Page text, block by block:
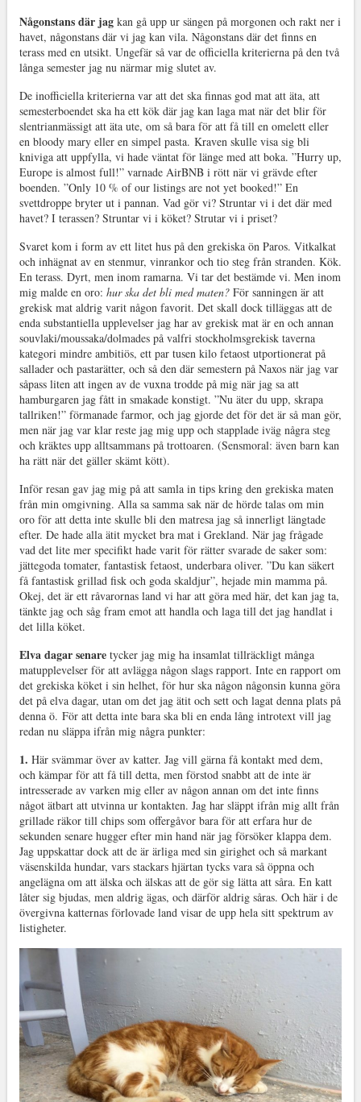
Någonstans där jagkan gå upp ur sängen på morgonen och rakt ner i
havet, någonstans där vi jag kan vila. Någonstans där det finns en
terass med en utsikt. Ungefär så var de officiella kriterierna på den två
långa semester jag nu närmar mig slutet av.
De inofficiella kriterierna var att det ska finnas god mat att äta, att
semesterboendet ska ha ett kök där jag kan laga mat när det blir för
slentrianmässigt att äta ute, om så bara för att få till en omelett eller
en bloody mary eller en simpel pasta. Kraven skulle visa sig bli
kniviga att uppfylla, vi hade väntat för länge med att boka. ”Hurry up,
Europe is almost full!” varnade AirBNB i rött när vi grävde efter
boenden. ”Only 10 % of our listings are not yet booked!” En
svettdroppe bryter ut i pannan. Vad gör vi? Struntar vi i det där med
havet? I terassen? Struntar vi i köket? Strutar vi i priset?
Svaret kom i form av ett litet hus på den grekiska ön Paros. Vitkalkat
och inhägnat av en stenmur, vinrankor och tio steg från stranden. Kök.
En terass. Dyrt, men inom ramarna. Vi tar det bestämde vi. Men inom
mig malde en oro: hur ska det bli med maten?För sanningen är att
grekisk mat aldrig varit någon favorit. Det skall dock tilläggas att de
enda substantiella upplevelser jag har av grekisk mat är en och annan
souvlaki/moussaka/dolmades på valfri stockholmsgrekisk taverna
kategori mindre ambitiös, ett par tusen kilo fetaost utportionerat på
sallader och pastarätter, och så den där semestern på Naxos när jag var
såpass liten att ingen av de vuxna trodde på mig när jag sa att
hamburgaren jag fått in smakade konstigt. ”Nu äter du upp, skrapa
tallriken!” förmanade farmor, och jag gjorde det för det är så man gör,
men när jag var klar reste jag mig upp och stapplade iväg några steg
och kräktes upp alltsammans på trottoaren. (Sensmoral: även barn kan
ha rätt när det gäller skämt kött).
Inför resan gav jag mig på att samla in tips kring den grekiska maten
från min omgivning. Alla sa samma sak när de hörde talas om min
oro för att detta inte skulle bli den matresa jag så innerligt längtade
efter. De hade alla ätit mycket bra mat i Grekland. När jag frågade
vad det lite mer specifikt hade varit för rätter svarade de saker som:
jättegoda tomater, fantastisk fetaost, underbara oliver. ”Du kan säkert
få fantastisk grillad fisk och goda skaldjur”, hejade min mamma på.
Okej, det är ett råvarornas land vi har att göra med här, det kan jag ta,
tänkte jag och såg fram emot att handla och laga till det jag handlat i
det lilla köket.
Elva dagar senaretycker jag mig ha insamlat tillräckligt många
matupplevelser för att avlägga någon slags rapport. Inte en rapport om
det grekiska köket i sin helhet, för hur ska någon någonsin kunna göra
det på elva dagar, utan om det jag ätit och sett och lagat denna plats på
denna ö. För att detta inte bara ska bli en enda lång introtext vill jag
redan nu släppa ifrån mig några punkter:
1. Här svämmar över av katter. Jag vill gärna få kontakt med dem,
och kämpar för att få till detta, men förstod snabbt att de inte är
intresserade av varken mig eller av någon annan om det inte finns
något ätbart att utvinna ur kontakten. Jag har släppt ifrån mig allt från
grillade räkor till chips som offergåvor bara för att erfara hur de
sekunden senare hugger efter min hand när jag försöker klappa dem.
Jag uppskattar dock att de är ärliga med sin girighet och så markant
väsenskilda hundar, vars stackars hjärtan tycks vara så öppna och
angelägna om att älska och älskas att de gör sig lätta att såra. En katt
låter sig bjudas, men aldrig ägas, och därför aldrig såras. Och här i de
övergivna katternas förlovade land visar de upp hela sitt spektrum av
listigheter.